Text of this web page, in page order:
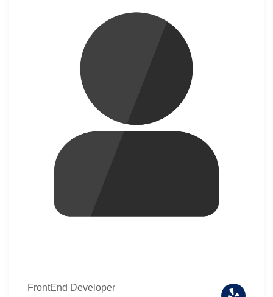
FrontEnd Developer